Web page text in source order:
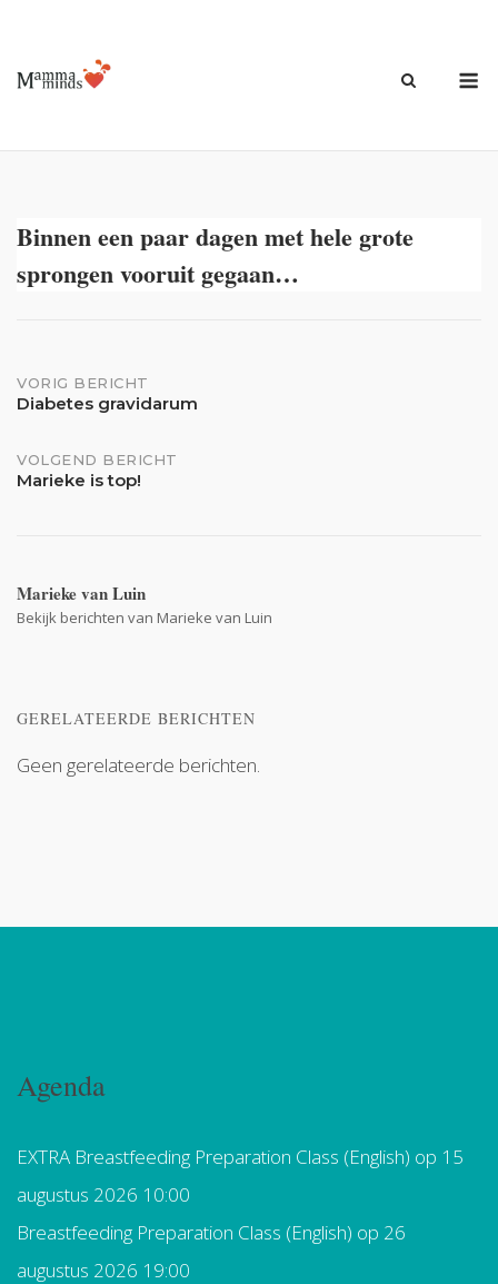
de
inhoud
Binnen een paar dagen met hele grote
sprongen vooruit gegaan…
Bericht
VORIG BERICHT
Diabetes gravidarum
VOLGEND BERICHT
Marieke is top!
Marieke van Luin
Bekijk berichten van Marieke van Luin
GERELATEERDE BERICHTEN
Geen gerelateerde berichten.
Agenda
EXTRA Breastfeeding Preparation Class (English) op 15
augustus 2026 10:00
Breastfeeding Preparation Class (English) op 26
augustus 2026 19:00